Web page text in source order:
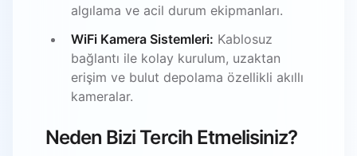
algılama ve acil durum ekipmanları.
WiFi Kamera Sistemleri: Kablosuz
bağlantı ile kolay kurulum, uzaktan
erişim ve bulut depolama özellikli akıllı
kameralar.
Neden Bizi Tercih Etmelisiniz?